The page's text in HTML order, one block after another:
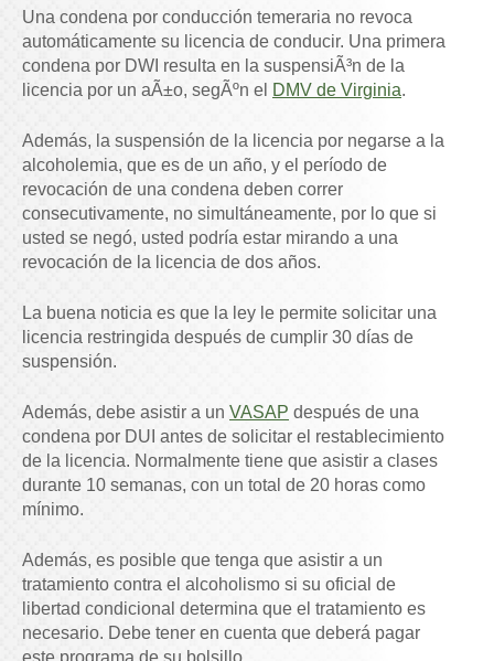
Una condena por conducción temeraria no revoca
automáticamente su licencia de conducir. Una primera
condena por DWI resulta en la suspensiÃ³n de la
licencia por un aÃ±o, segÃºn el DMV de Virginia.
Además, la suspensión de la licencia por negarse a la
alcoholemia, que es de un año, y el período de
revocación de una condena deben correr
consecutivamente, no simultáneamente, por lo que si
usted se negó, usted podría estar mirando a una
revocación de la licencia de dos años.
La buena noticia es que la ley le permite solicitar una
licencia restringida después de cumplir 30 días de
suspensión.
Además, debe asistir a un VASAP después de una
condena por DUI antes de solicitar el restablecimiento
de la licencia. Normalmente tiene que asistir a clases
durante 10 semanas, con un total de 20 horas como
mínimo.
Además, es posible que tenga que asistir a un
tratamiento contra el alcoholismo si su oficial de
libertad condicional determina que el tratamiento es
necesario. Debe tener en cuenta que deberá pagar
este programa de su bolsillo.